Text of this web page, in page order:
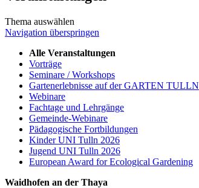
Thema auswählen
Navigation überspringen
Alle Veranstaltungen
Vorträge
Seminare / Workshops
Gartenerlebnisse auf der GARTEN TULLN
Webinare
Fachtage und Lehrgänge
Gemeinde-Webinare
Pädagogische Fortbildungen
Kinder UNI Tulln 2026
Jugend UNI Tulln 2026
European Award for Ecological Gardening
Waidhofen an der Thaya